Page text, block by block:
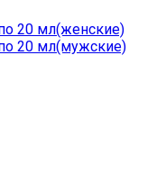
20 мл(женские)
20 мл(мужские)